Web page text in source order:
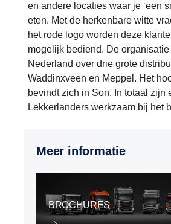
en andere locaties waar je ‘een
eten. Met de herkenbare witte
het rode logo worden deze
mogelijk bediend. De
Nederland over drie grote
Waddinxveen en Meppel. Het
bevindt zich in Son. In totaal zijn
Lekkerlanders werkzaam bij het
Meer informatie
BROCHURES